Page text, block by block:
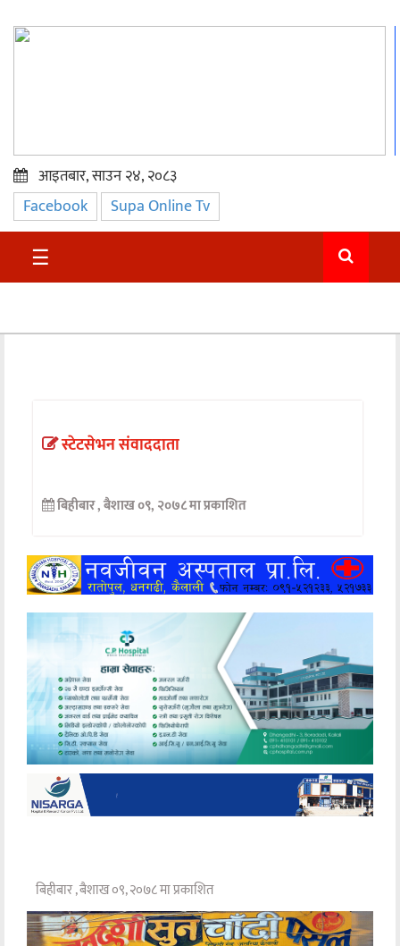
प्रमुख
समाचार
सुदुर
अन्तर्वार्ता
खेलकुद
अन्य
आइतबार, साउन २४, २०८३
Facebook Supa Online Tv
☰
स्टेटसेभन संवाददाता
बिहीबार , बैशाख ०९, २०७८ मा प्रकाशित
बिहीबार , बैशाख ०९, २०७८ मा प्रकाशित